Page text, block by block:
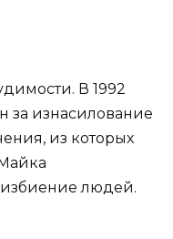
В 1992
за изнасилование
из которых
избиение людей.